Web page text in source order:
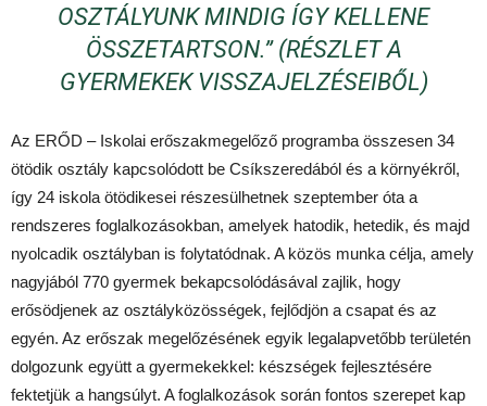
OSZTÁLYUNK MINDIG ÍGY KELLENE
ÖSSZETARTSON.” (RÉSZLET A
GYERMEKEK VISSZAJELZÉSEIBŐL)
Az ERŐD – Iskolai erőszakmegelőző programba összesen 34
ötödik osztály kapcsolódott be Csíkszeredából és a környékről,
így 24 iskola ötödikesei részesülhetnek szeptember óta a
rendszeres foglalkozásokban, amelyek hatodik, hetedik, és majd
nyolcadik osztályban is folytatódnak. A közös munka célja, amely
nagyjából 770 gyermek bekapcsolódásával zajlik, hogy
erősödjenek az osztályközösségek, fejlődjön a csapat és az
egyén. Az erőszak megelőzésének egyik legalapvetőbb területén
dolgozunk együtt a gyermekekkel: készségek fejlesztésére
fektetjük a hangsúlyt. A foglalkozások során fontos szerepet kap